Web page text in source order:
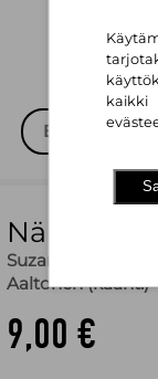
Nälkäpeli:
Suzanne Collins
Aaltonen (käänt.)
9,00 €